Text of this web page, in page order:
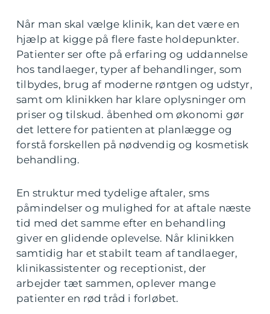
Når man skal vælge klinik, kan det være en
hjælp at kigge på flere faste holdepunkter.
Patienter ser ofte på erfaring og uddannelse
hos tandlaeger, typer af behandlinger, som
tilbydes, brug af moderne røntgen og udstyr,
samt om klinikken har klare oplysninger om
priser og tilskud. åbenhed om økonomi gør
det lettere for patienten at planlægge og
forstå forskellen på nødvendig og kosmetisk
behandling.
En struktur med tydelige aftaler, sms
påmindelser og mulighed for at aftale næste
tid med det samme efter en behandling
giver en glidende oplevelse. Når klinikken
samtidig har et stabilt team af tandlaeger,
klinikassistenter og receptionist, der
arbejder tæt sammen, oplever mange
patienter en rød tråd i forløbet.